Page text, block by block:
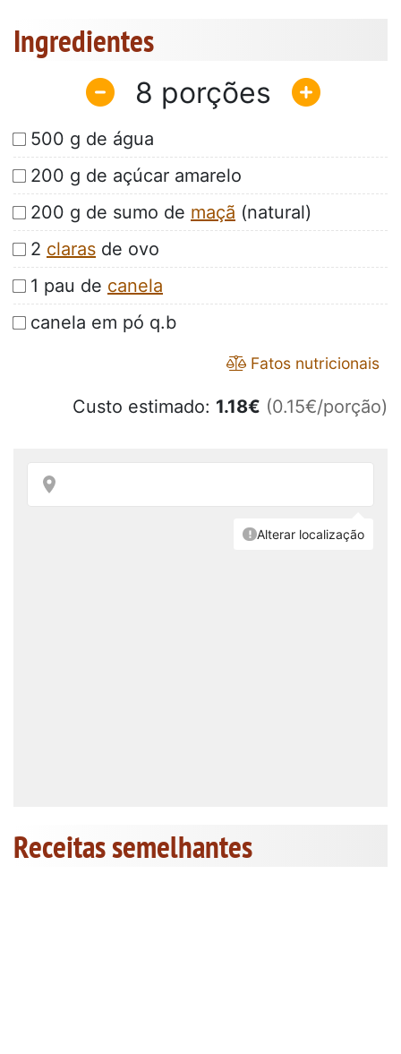
Ingredientes
8
500 g de água
200 g de açúcar amarelo
200 g de sumo de maçã (natural)
2 claras de ovo
1 pau de canela
canela em pó q.b
Fatos nutricionais
Custo estimado: 1.18€ (0.15€/porção)
Receitas semelhantes